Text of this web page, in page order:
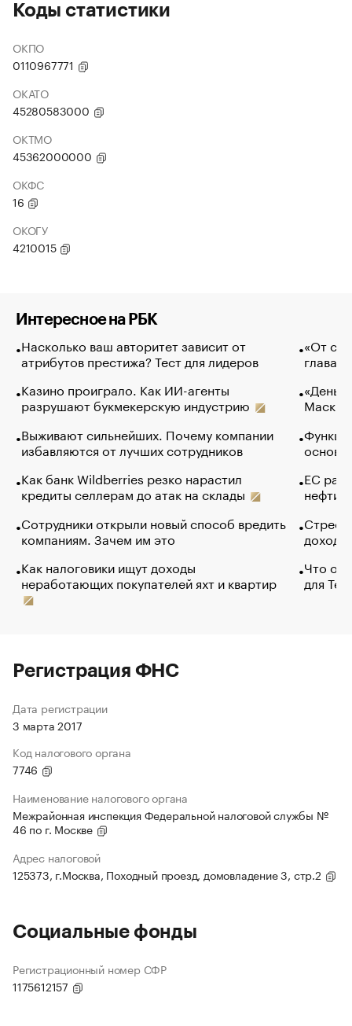
Коды статистики
ОКПО
0110967771
ОКАТО
45280583000
ОКТМО
45362000000
ОКФС
16
ОКОГУ
4210015
Интересное на РБК
Насколько ваш авторитет зависит от
атрибутов престижа? Тест для лидеров
Казино проиграло. Как ИИ-агенты
разрушают букмекерскую индустрию
Выживают сильнейших. Почему компании
избавляются от лучших сотрудников
Как банк Wildberries резко нарастил
кредиты селлерам до атак на склады
Сотрудники открыли новый способ вредить
компаниям. Зачем им это
Как налоговики ищут доходы
неработающих покупателей яхт и квартир
«От
глава
Маск в
основ
ЕС
нефти
Что
для
Регистрация ФНС
Дата регистрации
3 марта 2017
Код налогового органа
7746
Наименование налогового органа
Межрайонная инспекция Федеральной налоговой службы №
46 по г. Москве
Адрес налоговой
125373, г.Москва, Походный проезд, домовладение 3, стр.2
Социальные фонды
Регистрационный номер СФР
1175612157